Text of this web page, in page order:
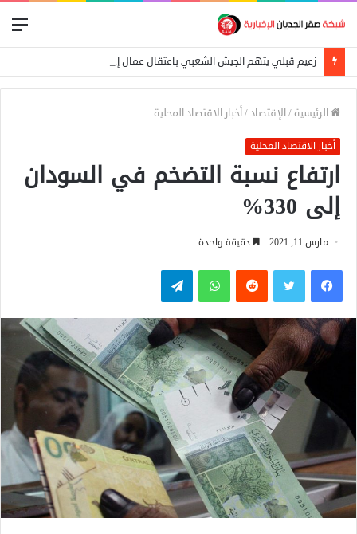
زعيم قبلي يتهم الجيش الشعبي باعتقال عمال إغاثة في «كاودا»
الرئيسية /الإقتصاد/أخبار الاقتصاد المحلية
أخبار الاقتصاد المحلية
ارتفاع نسبة التضخم في السودان
إلى 330%
مارس 11, 2021 دقيقة واحدة
فيسبوكتويتر واتساب تيلقرام